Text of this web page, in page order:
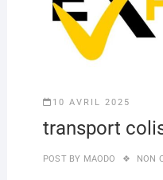
10 AVRIL 2025
transport
POST BY MAODO NON